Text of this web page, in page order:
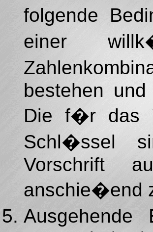
folgende
einer
bestehen
Die f�r das
Schl�ssel
Vorschrift
anschie�end